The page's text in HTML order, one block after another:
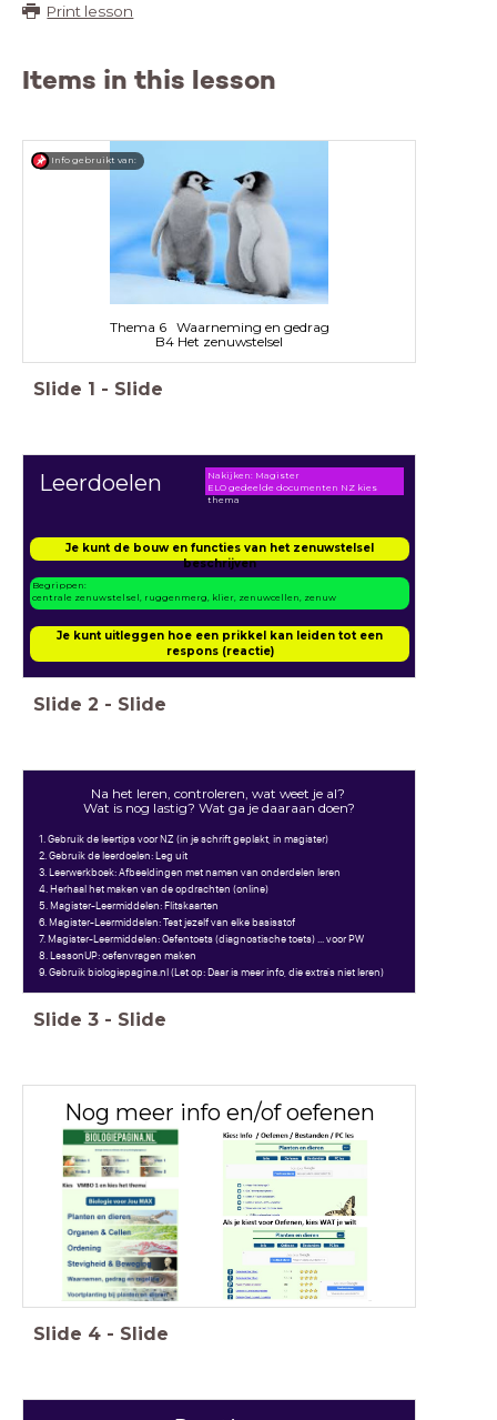
Print lesson
Items in this lesson
Thema 6 Waarneming en gedrag
B4 Het zenuwstelsel
Info gebruikt van:
Slide 1 - Slide
Leerdoelen
Je kunt de bouw en functies van het zenuwstelsel
beschrijven
Begrippen:
centrale zenuwstelsel, ruggenmerg, klier, zenuwcellen, zenuw
Nakijken: Magister
ELO gedeelde documenten NZ kies
thema
Je kunt uitleggen hoe een prikkel kan leiden tot een
respons (reactie)
Slide 2 - Slide
Na het leren, controleren, wat weet je al?
Wat is nog lastig? Wat ga je daaraan doen?
1. Gebruik de leertips voor NZ (in je schrift geplakt, in magister)
2. Gebruik de leerdoelen: Leg uit
3. Leerwerkboek: Afbeeldingen met namen van onderdelen leren
4. Herhaal het maken van de opdrachten (online)
5. Magister-Leermiddelen: Flitskaarten
6. Magister-Leermiddelen: Test jezelf van elke basisstof
7. Magister-Leermiddelen: Oefentoets (diagnostische toets) ... voor PW
8. LessonUP: oefenvragen maken
9. Gebruik biologiepagina.nl (Let op: Daar is meer info, die extra's niet leren)
Slide 3 - Slide
Nog meer info en/of oefenen
Slide 4 - Slide